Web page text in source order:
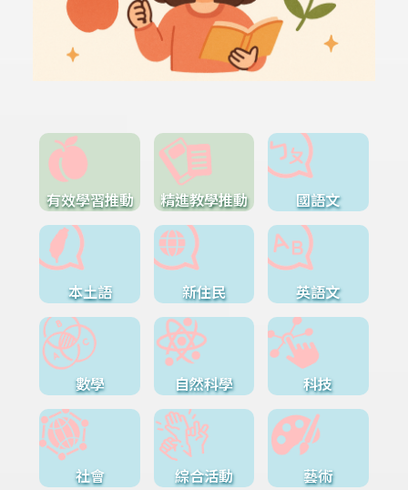
有效學習推動 精進教學推動 國語文
本土語 新住民 英語文
數學 自然科學 科技
社會 綜合活動 藝術